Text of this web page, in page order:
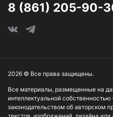
4,8 мм
5,5 мм
8 (861) 205-90-
Все материалы, размещенные на
интеллектуальной
законодательством об авторском
2026 © Все права защищены.